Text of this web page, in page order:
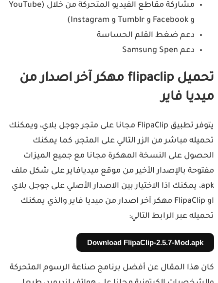
مشاركة مقاطع الفيديو المتحركة من خلال (YouTube
و Facebook و Tumblr و Instagram)
دعم ضغط القلم الحساسة
دعم Samsung Spen
تحميل flipaclip مهكر آخر اصدار من
ميديا فاير
يتوفر تطبيق FlipaClip مجانا على متجر جوجل بلاي، ويمكنك
تحميله مباشر من الزر التالي على المتجر، كما يمكنك
الحصول على النسخة المهكرة مجانا مع جميع الميزات
مفتوحة بالإصدار الأخير من موقع ميديافاير على شكل ملف
apk، يمكنك اذا الاختيار بين الاصدار الأصلي على جوجل بلاي
او FlipaClip مهكر آخر اصدار من ميديا فاير والذي يمكنك
تحميله عبر الرابط التالي:
Download FlipaClip-2.5.7-Mod.apk
كان هذا المقال عن أفضل برنامج صناعة الرسوم المتحركة